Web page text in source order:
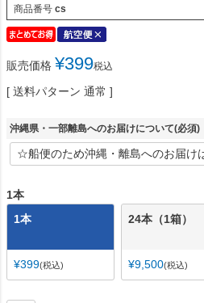
商品番号 cs
販売価格 ¥399税込
送料パターン 通常
沖縄県・一部離島へのお届けについて(必須)
1本
1本
¥399 税込
24本（1箱）
¥9,500 税込